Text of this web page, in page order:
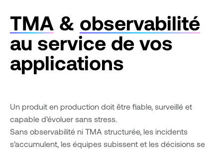
TMA & observabilité
au service de vos
applications
Un produit en production doit être fiable, surveillé et
capable d’évoluer sans stress.
Sans observabilité ni TMA structurée, les incidents
s’accumulent, les équipes subissent et les décisions se